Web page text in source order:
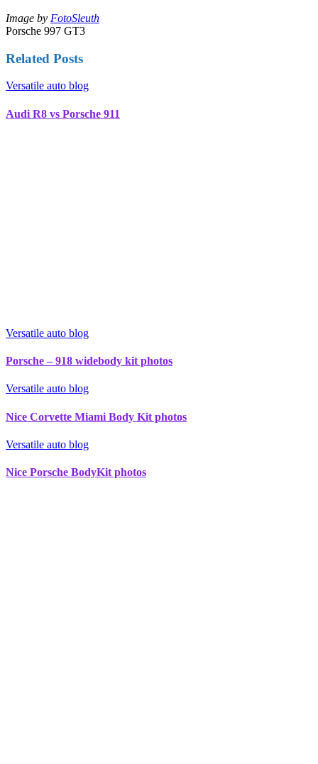
Image by FotoSleuth
Porsche 997 GT3
Related Posts
Versatile auto blog
Audi R8 vs Porsche 911
Versatile auto blog
Porsche – 918 widebody kit photos
Versatile auto blog
Nice Corvette Miami Body Kit photos
Versatile auto blog
Nice Porsche BodyKit photos